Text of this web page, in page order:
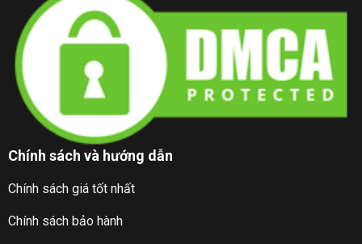
Chính sách và hướng dẫn
Chính sách giá tốt nhất
Chính sách bảo hành